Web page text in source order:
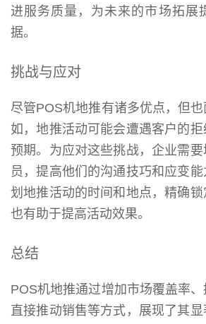
进服务质量，为未来的市场拓展
据。
挑战与应对
尽管POS机地推有诸多优点，但
如，地推活动可能会遭遇客户的
预期。为应对这些挑战，企业需
员，提高他们的沟通技巧和应变
划地推活动的时间和地点，精确锁
也有助于提高活动效果。
总结
POS机地推通过增加市场覆盖率
直接推动销售等方式，展现了其